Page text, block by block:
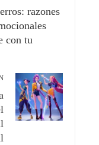
razones
con tu